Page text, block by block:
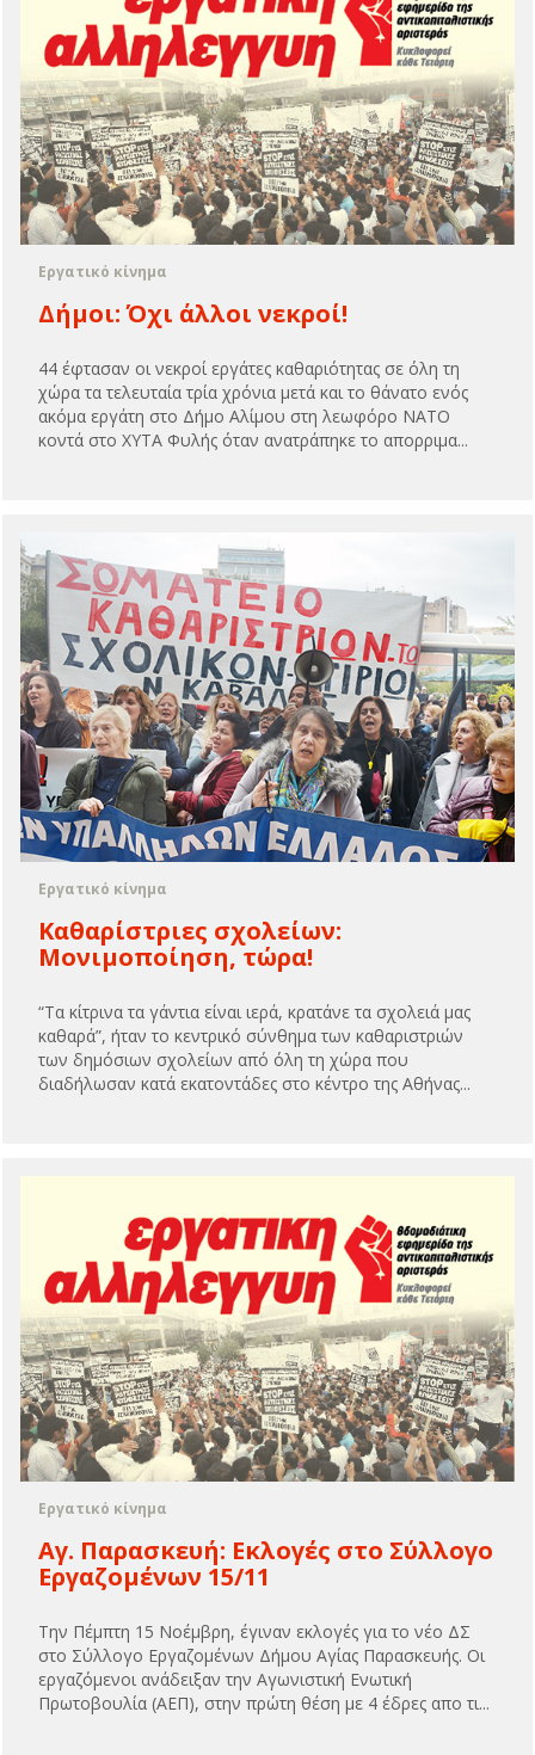
Εργατικό κίνημα
Δήμοι: Όχι άλλοι νεκροί!
44 έφτασαν οι νεκροί εργάτες καθαριότητας σε όλη τη
χώρα τα τελευταία τρία χρόνια μετά και το θάνατο ενός
ακόμα εργάτη στο Δήμο Αλίμου στη λεωφόρο ΝΑΤΟ
κοντά στο ΧΥΤΑ Φυλής όταν ανατράπηκε το απορριμα...
Εργατικό κίνημα
Καθαρίστριες σχολείων:
Μονιμοποίηση, τώρα!
“Τα κίτρινα τα γάντια είναι ιερά, κρατάνε τα σχολειά μας
καθαρά”, ήταν το κεντρικό σύνθημα των καθαριστριών
των δημόσιων σχολείων από όλη τη χώρα που
διαδήλωσαν κατά εκατοντάδες στο κέντρο της Αθήνας...
Εργατικό κίνημα
Αγ. Παρασκευή: Εκλογές στο Σύλλογο
Εργαζομένων 15/11
Την Πέμπτη 15 Νοέμβρη, έγιναν εκλογές για το νέο ΔΣ
στο Σύλλογο Εργαζομένων Δήμου Αγίας Παρασκευής. Οι
εργαζόμενοι ανάδειξαν την Αγωνιστική Ενωτική
Πρωτοβουλία (ΑΕΠ), στην πρώτη θέση με 4 έδρες απο τι...